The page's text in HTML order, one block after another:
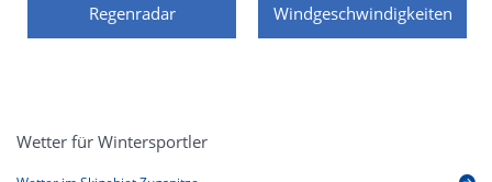
Regenradar Windgeschwindigkeiten
Wetter für Wintersportler